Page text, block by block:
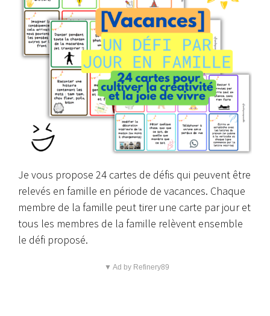
Je vous propose 24 cartes de défis qui peuvent être
relevés en famille en période de vacances. Chaque
membre de la famille peut tirer une carte par jour et
tous les membres de la famille relèvent ensemble
le défi proposé.
▼ Ad by Refinery89